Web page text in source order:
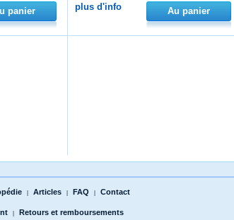
panier plus d'info Au panier
| Articles | FAQ | Contact
| Retours et remboursements